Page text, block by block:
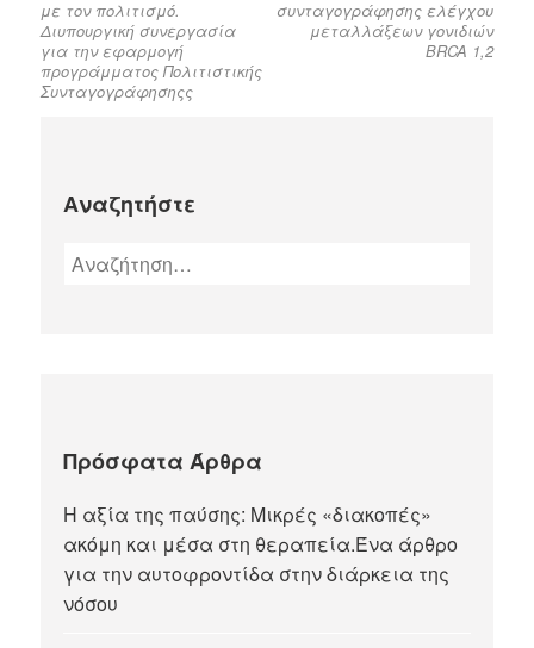
με τον πολιτισμό.
Διυπουργική συνεργασία
για την εφαρμογή
προγράμματος Πολιτιστικής
Συνταγογράφησηςς
συνταγογράφησης ελέγχου
μεταλλάξεων γονιδιών
BRCA 1,2
Αναζητήστε
Πρόσφατα Άρθρα
Η αξία της παύσης: Μικρές «διακοπές»
ακόμη και μέσα στη θεραπεία.Ένα άρθρο
για την αυτοφροντίδα στην διάρκεια της
νόσου